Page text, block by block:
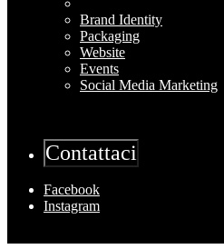
Brand Identity
Packaging
Website
Events
Social Media Marketing
Contattaci
Facebook
Instagram